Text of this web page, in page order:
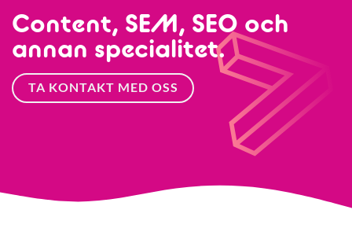
Content, SEM, SEO och
annan specialitet.
TA KONTAKT MED OSS